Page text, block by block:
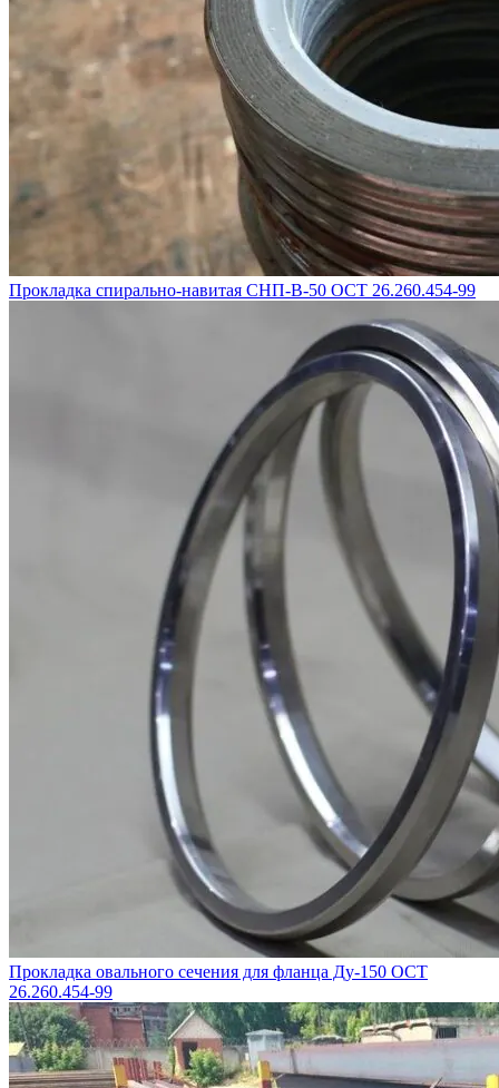
Прокладка спирально-навитая СНП-В-50 ОСТ 26.260.454-99
Прокладка овального сечения для фланца Ду-150 ОСТ
26.260.454-99